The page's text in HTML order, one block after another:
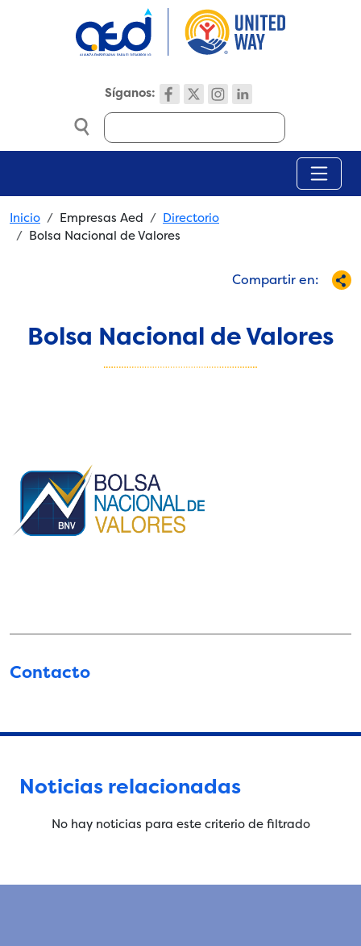
Síganos:
Search
Breadcrumb
Inicio Empresas Aed
Directorio
Bolsa Nacional de Valores
Compartir en:
Bolsa Nacional de Valores
Contacto
Noticias relacionadas
No hay noticias para este criterio de filtrado